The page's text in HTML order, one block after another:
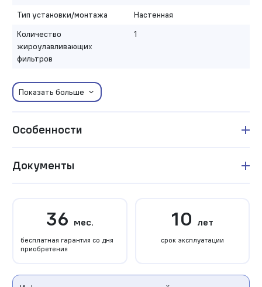
Тип установки/монтажа
Настенная
Количество
жироулавливающих
фильтров
1
Показать больше
Особенности
Документы
36 мес.
бесплатная гарантия со дня
приобретения
10 лет
срок эксплуатации